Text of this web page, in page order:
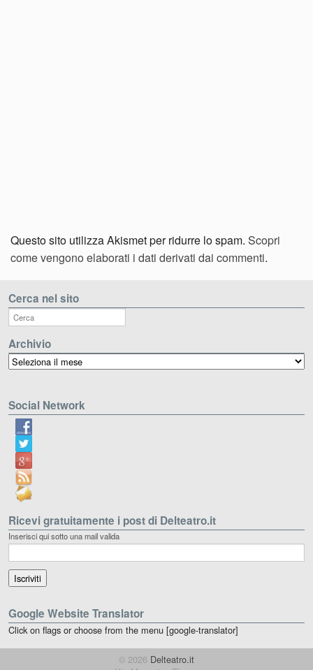
Questo sito utilizza Akismet per ridurre lo spam. Scopri
come vengono elaborati i dati derivati dai commenti.
Cerca nel sito
Archivio
Archivio
Social Network
Ricevi gratuitamente i post di Delteatro.it
Inserisci qui sotto una mail valida
Google Website Translator
Click on flags or choose from the menu [google-translator]
© 2026 Delteatro.it